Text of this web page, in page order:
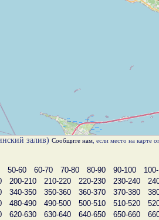
залив) Сообщите нам , если место на карте
50-60 60-70 70-80 80-90 90-100
200-210 210-220 220-230 230-240
340-350 350-360 360-370 370-380
480-490 490-500 500-510 510-520
620-630 630-640 640-650 650-660